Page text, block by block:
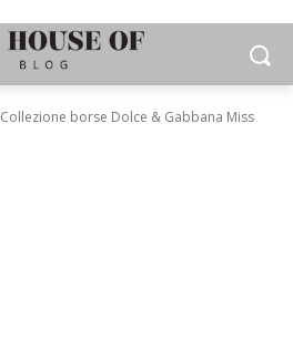
Collezione borse Dolce & Gabbana Miss